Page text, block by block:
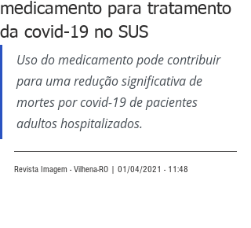
medicamento para tratamento
da covid-19 no SUS
Uso do medicamento pode contribuir
para uma redução significativa de
mortes por covid-19 de pacientes
adultos hospitalizados.
Revista Imagem - Vilhena-RO | 01/04/2021 - 11:48